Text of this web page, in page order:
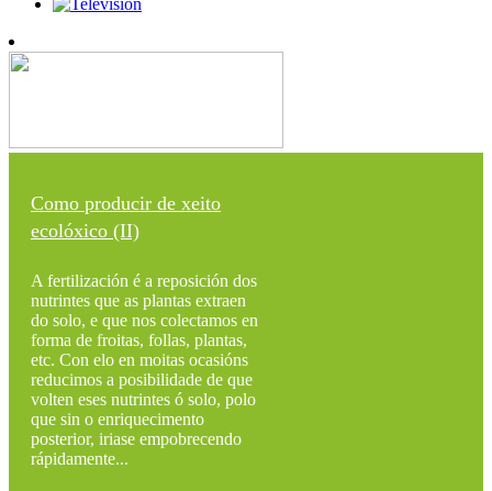
Como producir de xeito
ecolóxico (II)
A fertilización é a reposición dos
nutrintes que as plantas extraen
do solo, e que nos colectamos en
forma de froitas, follas, plantas,
etc. Con elo en moitas ocasións
reducimos a posibilidade de que
volten eses nutrintes ó solo, polo
que sin o enriquecimento
posterior, iriase empobrecendo
rápidamente...